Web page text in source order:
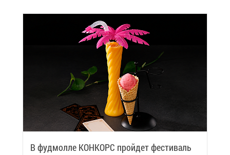
В фуд­мол­ле КОН­КОРС прой­дет фе­сти­валь